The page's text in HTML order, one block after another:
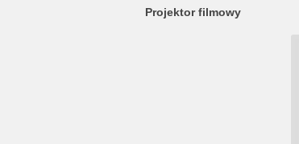
Projektor filmowy